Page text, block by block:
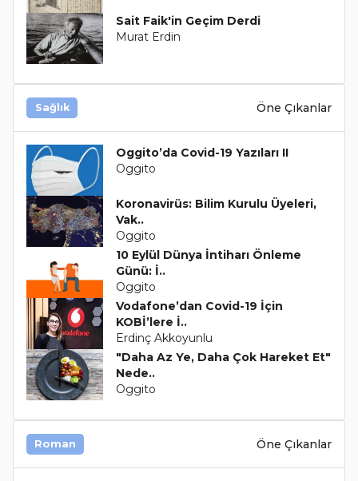
Sait Faik'in Geçim Derdi
Murat Erdin
Sağlık Öne Çıkanlar
Oggito’da Covid-19 Yazıları II
Oggito
Koronavirüs: Bilim Kurulu Üyeleri,
Vak..
Oggito
10 Eylül Dünya İntiharı Önleme
Günü: İ..
Oggito
Vodafone’dan Covid-19 İçin
KOBİ’lere İ..
Erdinç Akkoyunlu
"Daha Az Ye, Daha Çok Hareket Et"
Nede..
Oggito
Roman Öne Çıkanlar